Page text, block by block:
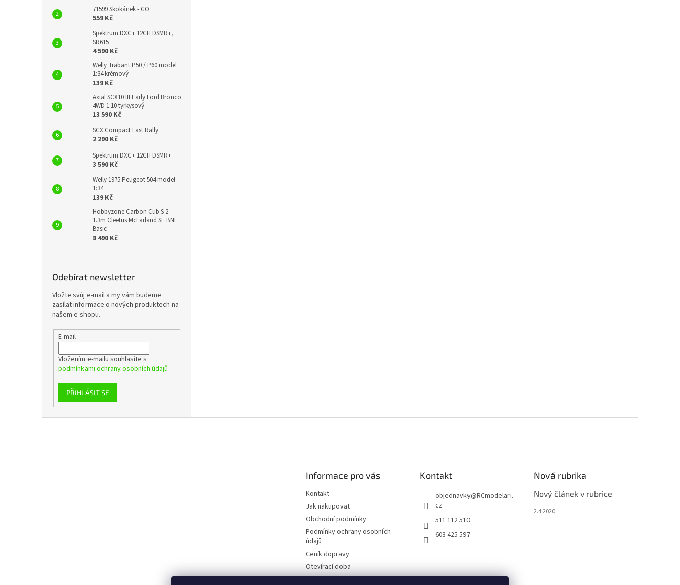
71599 Skokánek - GO
559 Kč
Spektrum DXC+ 12CH DSMR+,
SR615
4 590 Kč
Welly Trabant P50 / P60 model
1:34 krémový
139 Kč
Axial SCX10 III Early Ford Bronco
4WD 1:10 tyrkysový
13 590 Kč
SCX Compact Fast Rally
2 290 Kč
Spektrum DXC+ 12CH DSMR+
3 590 Kč
Welly 1975 Peugeot 504 model
1:34
139 Kč
Hobbyzone Carbon Cub S 2
1.3m Cleetus McFarland SE BNF
Basic
8 490 Kč
Odebírat newsletter
Vložte svůj e-mail a my vám budeme
zasílat informace o nových produktech na
našem e-shopu.
E-mail
Vložením e-mailu souhlasíte s
podmínkami ochrany osobních údajů
PŘIHLÁSIT SE
Informace pro vás
Kontakt
Jak nakupovat
Obchodní podmínky
Podmínky ochrany osobních
údajů
Ceník dopravy
Otevírací doba
Kontakt
objednavky@RCmodelari.
cz
511 112 510
603 425 597
Nová rubrika
Nový článek v rubrice
2.4.2020